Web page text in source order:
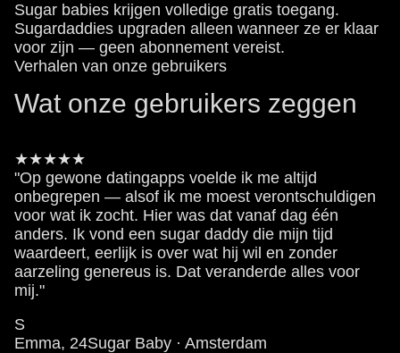
Sugar babies krijgen volledige gratis toegang.
Sugardaddies upgraden alleen wanneer ze er klaar
voor zijn — geen abonnement vereist.
Verhalen van onze gebruikers
Wat onze gebruikers zeggen
★★★★★
"Op gewone datingapps voelde ik me altijd
onbegrepen — alsof ik me moest verontschuldigen
voor wat ik zocht. Hier was dat vanaf dag één
anders. Ik vond een sugar daddy die mijn tijd
waardeert, eerlijk is over wat hij wil en zonder
aarzeling genereus is. Dat veranderde alles voor
mij."
S
Emma, 24Sugar Baby · Amsterdam